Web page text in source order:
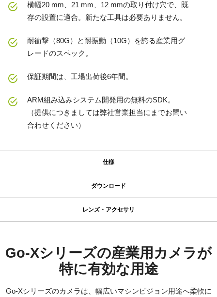
横幅20 mm、21 mm、12 mmの取り付け穴で、既
存の設置に適合。新たな工具は必要ありません。
耐衝撃（80G）と耐振動（10G）を誇る産業用グ
レードのスペック。
保証期間は、工場出荷後6年間。
ARM組み込みシステム開発用の無料のSDK。
（提供につきましては弊社営業担当にまでお問い
合わせください）
仕様
カメラタイプ
カラー／モノクロ
ダウンロード
ダウンロード
データシート - GOX-5103-USB
マニュアル - GOX-5103-USB
レンズ・アクセサリ
JAI のコンパクト C マウントレンズは、JAI のマシンビジョンカメ
ラに搭載された最先端センサと組み合わせることで、優れた性能
とコストパフォーマンスを両立するよう設計されています。
ラインアップは、センサフォーマットに応じて 4mm から
Go-Xシリーズの産業用カメラが
特に有効な用途
Go-Xシリーズのカメラは、幅広いマシンビジョン用途へ柔軟に